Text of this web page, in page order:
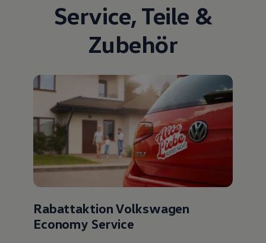
Service, Teile &
Zubehör
Rabattaktion Volkswagen
Economy Service